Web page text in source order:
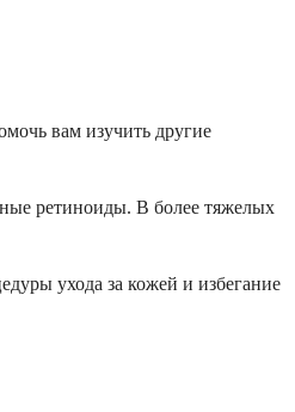
вам изучить другие
ретиноиды. В более тяжелых
ухода за кожей и избегание